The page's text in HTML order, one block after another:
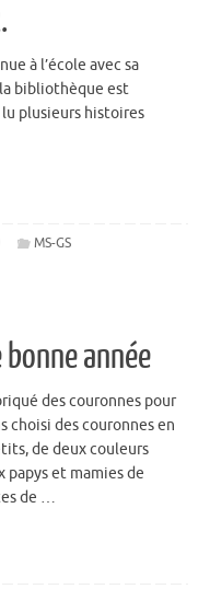
à l’école avec sa
bibliothèque est
plusieurs histoires
MS-GS
année
des couronnes pour
choisi des couronnes en
de deux couleurs
papys et mamies de
de …